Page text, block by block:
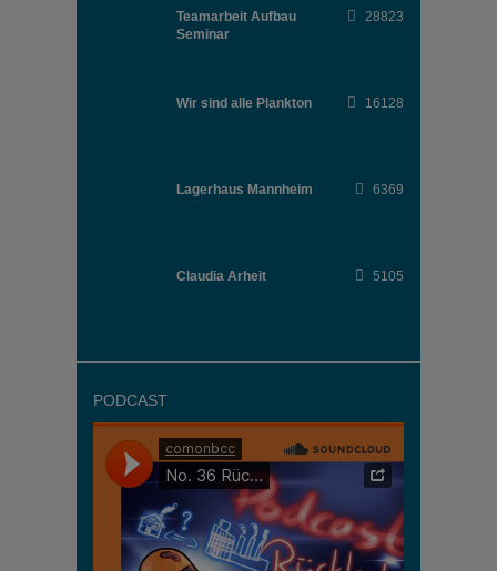
Teamarbeit Aufbau
Seminar
28823
Wir sind alle Plankton 16128
Lagerhaus Mannheim 6369
Claudia Arheit 5105
PODCAST